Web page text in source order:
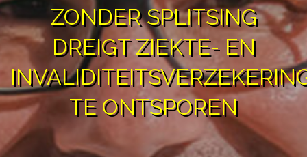
ZONDER SPLITSING
DREIGT ZIEKTE- EN
TE ONTSPOREN